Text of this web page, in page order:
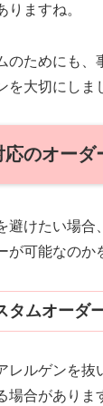
りますね。
のためにも、
を大切にしま
応のオーダ
避けたい場合
が可能なのか
タムオーダ
レルゲンを抜
場合がありま